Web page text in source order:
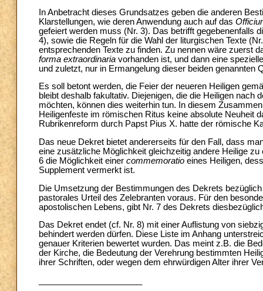
In Anbetracht dieses Grundsatzes geben die anderen
Klarstellungen, wie deren Anwendung auch auf das
gefeiert werden muss (Nr. 3). Das betrifft gegebenenfalls
4), sowie die Regeln für die Wahl der liturgischen Texte
entsprechenden Texte zu finden. Zu nennen wäre zuerst
forma extraordinaria vorhanden ist, und dann eine
und zuletzt, nur in Ermangelung dieser beiden genannten
Es soll betont werden, die Feier der neueren Heiligen
bleibt deshalb fakultativ. Diejenigen, die die Heiligen nach
möchten, können dies weiterhin tun. In diesem
Heiligenfeste im römischen Ritus keine absolute Neuheit
Rubrikenreform durch Papst Pius X. hatte der römische
Das neue Dekret bietet andererseits für den Fall, dass
eine zusätzliche Möglichkeit gleichzeitig andere Heilige
6 die Möglichkeit einer commemoratio eines Heiligen,
Supplement vermerkt ist.
Die Umsetzung der Bestimmungen des Dekrets
pastorales Urteil des Zelebranten voraus. Für den
apostolischen Lebens, gibt Nr. 7 des Dekrets
Das Dekret endet (cf. Nr. 8) mit einer Auflistung von
behindert werden dürfen. Diese Liste im Anhang
genauer Kriterien bewertet wurden. Das meint z.B. die
der Kirche, die Bedeutung der Verehrung bestimmten
ihrer Schriften, oder wegen dem ehrwürdigen Alter ihrer